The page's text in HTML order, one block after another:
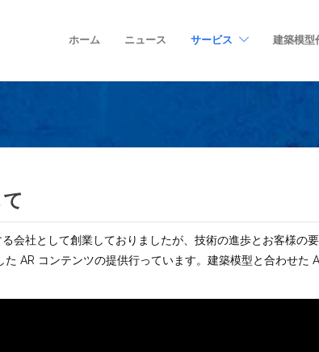
ホーム ニュース サービス 建築模型
会社として創業しておりましたが、技術の進歩とお客様
AR コンテンツの提供行っています。建築模型と合わせた